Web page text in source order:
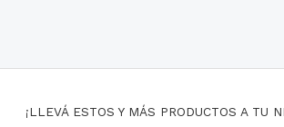
¡LLEVÁ ESTOS Y MÁS PRODUCTOS A TU